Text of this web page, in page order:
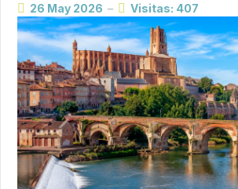
26 May 2026
Visitas: 407